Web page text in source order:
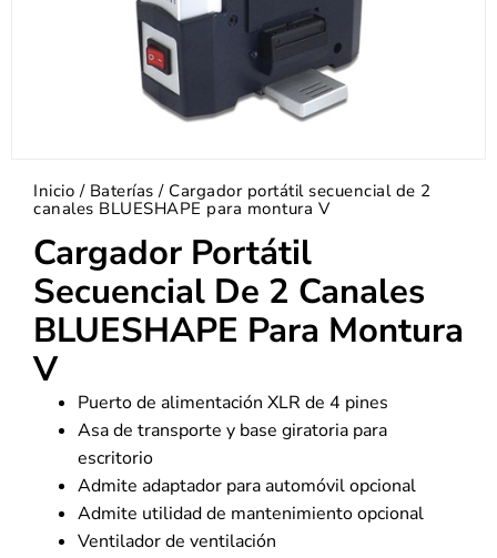
Inicio / Baterías / Cargador portátil secuencial de 2
canales BLUESHAPE para montura V
Cargador Portátil
Secuencial De 2 Canales
BLUESHAPE Para Montura
V
Puerto de alimentación XLR de 4 pines
Asa de transporte y base giratoria para
escritorio
Admite adaptador para automóvil opcional
Admite utilidad de mantenimiento opcional
Ventilador de ventilación